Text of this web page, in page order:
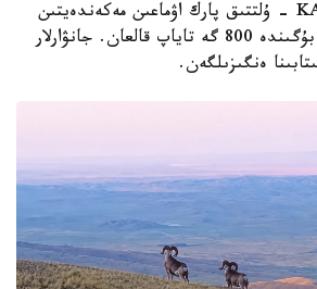
پاۆلودار. KAZINFORM - ۇلتتىق پارك اۋماعىن مەكەندەيتىن
تاۋ ارقارلارىنىڭ سانى بۇگىندە 800 گە تاياپ قالعان. جانۋارلار
ەنگىزىلگەن.